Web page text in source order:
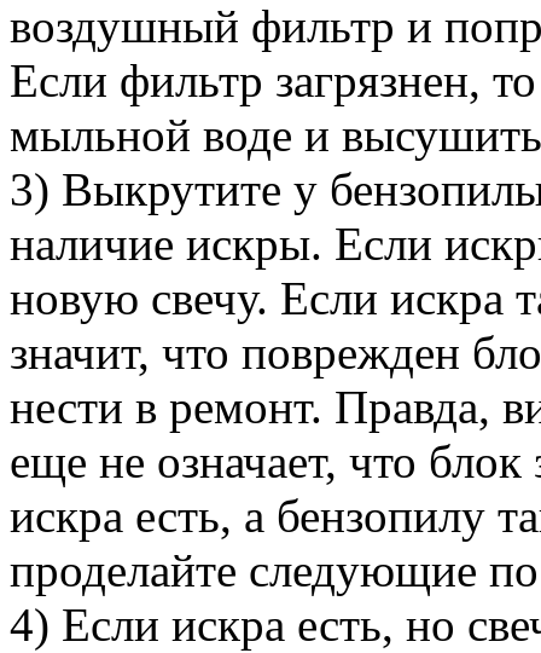
воздушный фильтр и
Если фильтр загрязнен,
мыльной воде и
3) Выкрутите у
наличие искры. Если
новую свечу. Если искра
значит, что поврежден
нести в ремонт. Правда,
еще не означает, что
искра есть, а бензопилу
проделайте следующие
4) Если искра есть, но